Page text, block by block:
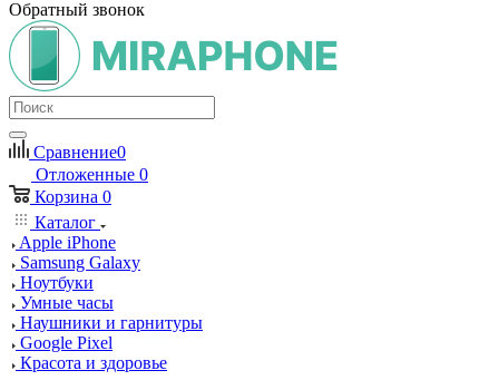
Обратный звонок
Сравнение0
Отложенные 0
Корзина 0
Каталог
Apple iPhone
Samsung Galaxy
Ноутбуки
Умные часы
Наушники и гарнитуры
Google Pixel
Красота и здоровье